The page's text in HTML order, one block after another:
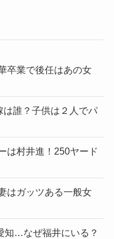
卒業で後任はあの女
誰？子供は２人でパ
は村井進！250ヤード
はガッツある一般女
知…なぜ福井にいる？